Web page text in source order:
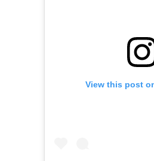
View this post